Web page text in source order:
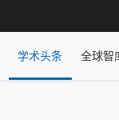
学术头条 全球智